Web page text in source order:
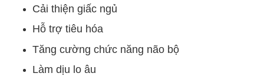
Cải thiện giấc ngủ
Hỗ trợ tiêu hóa
Tăng cường chức năng não bộ
Làm dịu lo âu